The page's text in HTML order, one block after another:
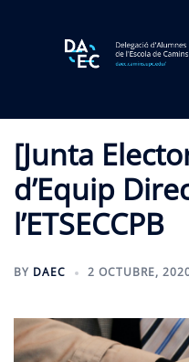
[Junta
d’Equip
l’ETSECCPB
BY DAEC 2 OCTUBRE,